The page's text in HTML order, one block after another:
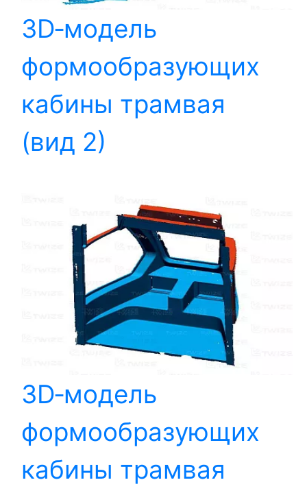
3D‑модель
формообразующих
кабины трамвая
(вид 2)
3D‑модель
формообразующих
кабины трамвая